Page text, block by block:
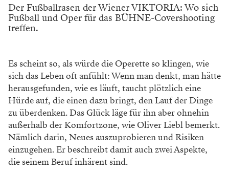
Der Fußballrasen der Wiener VIKTORIA: Wo sich
Fußball und Oper für das BÜHNE-Covershooting
treffen.
Es scheint so, als würde die Operette so klingen, wie
sich das Leben oft anfühlt:Wenn man denkt, man hätte
herausgefunden, wie es läuft, taucht plötzlicheine
Hürde auf, die einen dazu bringt, den Lauf der Dinge
zu überdenken. DasGlück läge für ihn aber ohnehin
außerhalb der Komfortzone, wie Oliver Lieblbemerkt.
Nämlich darin, Neues auszuprobieren und Risiken
einzugehen. Erbeschreibt damit auch zwei Aspekte,
die seinem Beruf inhärent sind.